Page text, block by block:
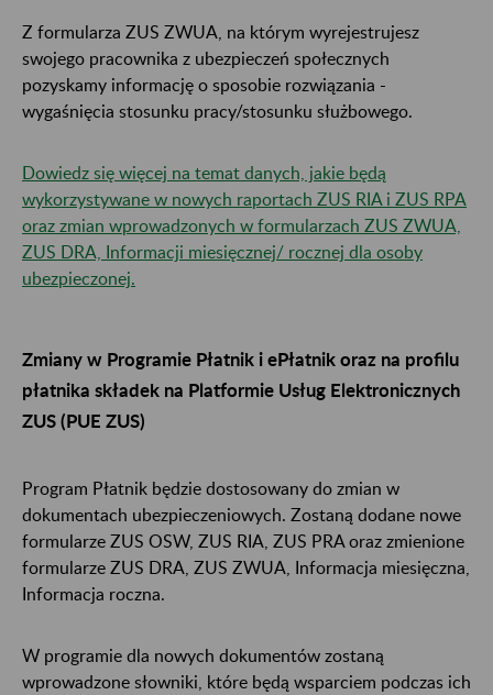
Z formularza ZUS ZWUA, na którym wyrejestrujesz
swojego pracownika z ubezpieczeń społecznych
pozyskamy informację o sposobie rozwiązania -
wygaśnięcia stosunku pracy/stosunku służbowego.
Dowiedz się więcej na temat danych, jakie będą
wykorzystywane w nowych raportach ZUS RIA i ZUS RPA
oraz zmian wprowadzonych w formularzach ZUS ZWUA,
ZUS DRA, Informacji miesięcznej/ rocznej dla osoby
ubezpieczonej.
Zmiany w Programie Płatnik i ePłatnik oraz na profilu
płatnika składek na Platformie Usług Elektronicznych
ZUS (PUE ZUS)
Program Płatnik będzie dostosowany do zmian w
dokumentach ubezpieczeniowych. Zostaną dodane nowe
formularze ZUS OSW, ZUS RIA, ZUS PRA oraz zmienione
formularze ZUS DRA, ZUS ZWUA, Informacja miesięczna,
Informacja roczna.
W programie dla nowych dokumentów zostaną
wprowadzone słowniki, które będą wsparciem podczas ich